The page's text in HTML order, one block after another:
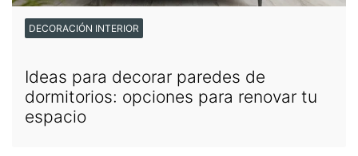
DECORACIÓN INTERIOR
Ideas para decorar paredes de
dormitorios: opciones para renovar tu
espacio